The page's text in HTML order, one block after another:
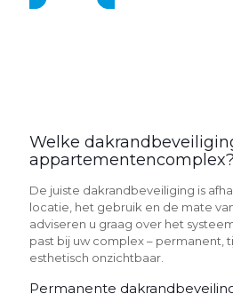
Welke
appartementencomplex?
De juiste dakrandbeveiliging is
locatie, het gebruik en de mate
adviseren u graag over het
past bij uw complex – permanent,
esthetisch onzichtbaar.
Permanente